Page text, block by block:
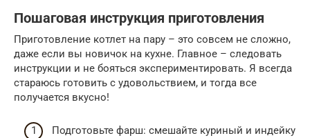
Пошаговая инструкция приготовления
Приготовление котлет на пару – это совсем не сложно,
даже если вы новичок на кухне. Главное – следовать
инструкции и не бояться экспериментировать. Я всегда
стараюсь готовить с удовольствием, и тогда все
получается вкусно!
Подготовьте фарш: смешайте куриный и индейку